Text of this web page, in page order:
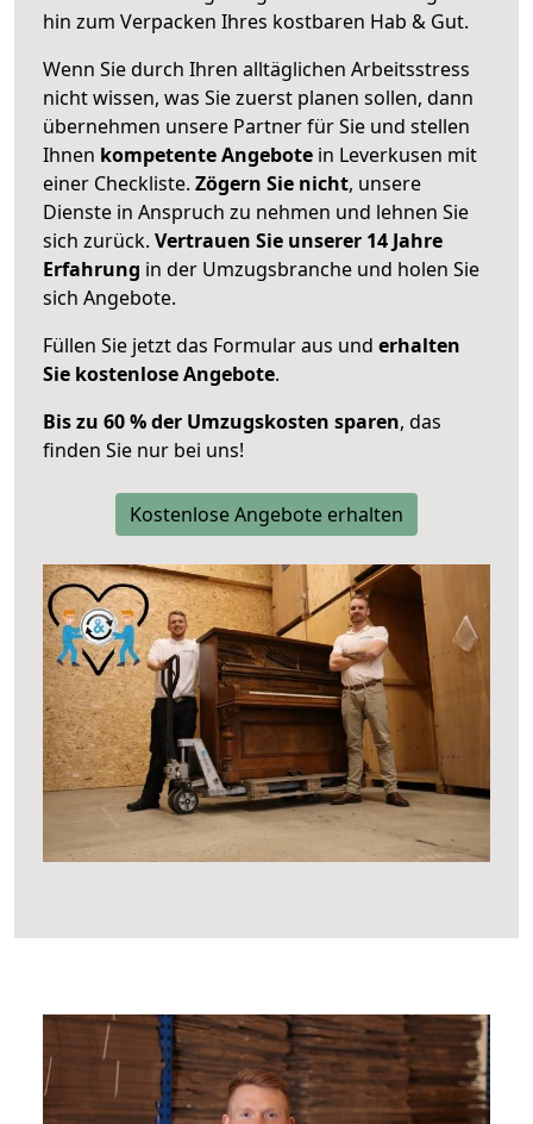
hin zum Verpacken Ihres kostbaren Hab & Gut.
Wenn Sie durch Ihren alltäglichen Arbeitsstress
nicht wissen, was Sie zuerst planen sollen, dann
übernehmen unsere Partner für Sie und stellen
Ihnen kompetente Angebote in Leverkusen mit
einer Checkliste. Zögern Sie nicht, unsere
Dienste in Anspruch zu nehmen und lehnen Sie
sich zurück. Vertrauen Sie unserer 14 Jahre
Erfahrung in der Umzugsbranche und holen Sie
sich Angebote.
Füllen Sie jetzt das Formular aus und erhalten
Sie kostenlose Angebote.
Bis zu 60 % der Umzugskosten sparen, das
finden Sie nur bei uns!
Kostenlose Angebote erhalten